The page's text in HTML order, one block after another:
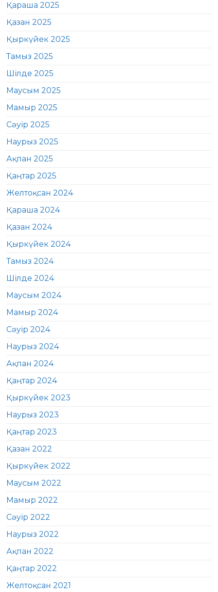
Қараша 2025
Қазан 2025
Қыркүйек 2025
Тамыз 2025
Шілде 2025
Маусым 2025
Мамыр 2025
Сәуір 2025
Наурыз 2025
Ақпан 2025
Қаңтар 2025
Желтоқсан 2024
Қараша 2024
Қазан 2024
Қыркүйек 2024
Тамыз 2024
Шілде 2024
Маусым 2024
Мамыр 2024
Сәуір 2024
Наурыз 2024
Ақпан 2024
Қаңтар 2024
Қыркүйек 2023
Наурыз 2023
Қаңтар 2023
Қазан 2022
Қыркүйек 2022
Маусым 2022
Мамыр 2022
Сәуір 2022
Наурыз 2022
Ақпан 2022
Қаңтар 2022
Желтоқсан 2021